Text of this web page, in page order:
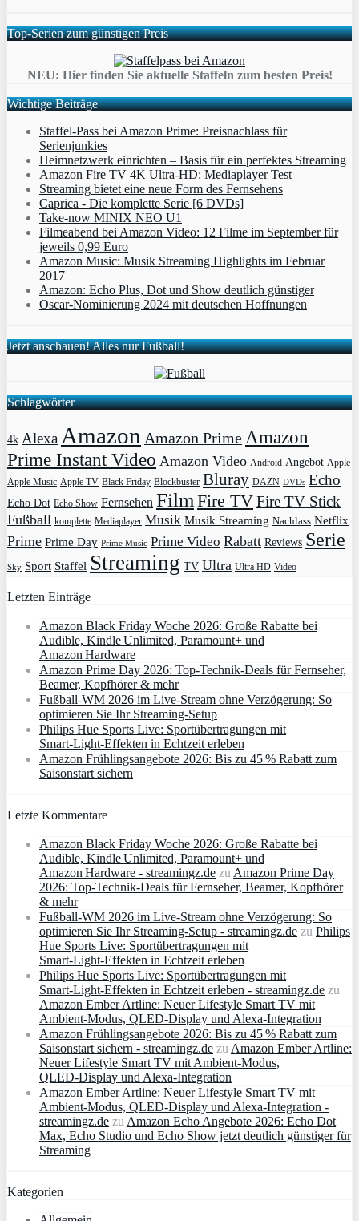
Top-Serien zum günstigen Preis
NEU: Hier finden Sie aktuelle Staffeln zum besten Preis!
Wichtige Beiträge
Staffel-Pass bei Amazon Prime: Preisnachlass für
Serienjunkies
Heimnetzwerk einrichten – Basis für ein perfektes Streaming
Amazon Fire TV 4K Ultra-HD: Mediaplayer Test
Streaming bietet eine neue Form des Fernsehens
Caprica - Die komplette Serie [6 DVDs]
Take-now MINIX NEO U1
Filmeabend bei Amazon Video: 12 Filme im September für
jeweils 0,99 Euro
Amazon Music: Musik Streaming Highlights im Februar
2017
Amazon: Echo Plus, Dot und Show deutlich günstiger
Oscar-Nominierung 2024 mit deutschen Hoffnungen
Jetzt anschauen! Alles nur Fußball!
Schlagwörter
4k AlexaAmazon Amazon PrimeAmazon
Prime Instant Video Amazon Video Android Angebot Apple
Apple Music Apple TV Black Friday Blockbuster Bluray DAZN DVDs Echo
Echo Dot Echo Show Fernsehen FilmFire TVFire TV Stick
Fußball komplette Mediaplayer Musik Musik Streaming Nachlass Netflix
Prime Prime Day Prime Music Prime Video Rabatt Reviews Serie
Sky Sport Staffel Streaming TV Ultra Ultra HD Video
Letzten Einträge
Amazon Black Friday Woche 2026: Große Rabatte bei
Audible, Kindle Unlimited, Paramount+ und
Amazon Hardware
Amazon Prime Day 2026: Top-Technik-Deals für Fernseher,
Beamer, Kopfhörer & mehr
Fußball-WM 2026 im Live-Stream ohne Verzögerung: So
optimieren Sie Ihr Streaming-Setup
Philips Hue Sports Live: Sportübertragungen mit
Smart‑Light‑Effekten in Echtzeit erleben
Amazon Frühlingsangebote 2026: Bis zu 45 % Rabatt zum
Saisonstart sichern
Letzte Kommentare
Amazon Black Friday Woche 2026: Große Rabatte bei
Audible, Kindle Unlimited, Paramount+ und
Amazon Hardware - streamingz.de zuAmazon Prime Day
2026: Top-Technik-Deals für Fernseher, Beamer, Kopfhörer
& mehr
Fußball-WM 2026 im Live-Stream ohne Verzögerung: So
optimieren Sie Ihr Streaming-Setup - streamingz.de zu Philips
Hue Sports Live: Sportübertragungen mit
Smart‑Light‑Effekten in Echtzeit erleben
Philips Hue Sports Live: Sportübertragungen mit
Smart‑Light‑Effekten in Echtzeit erleben - streamingz.de zu
Amazon Ember Artline: Neuer Lifestyle Smart TV mit
Ambient‑Modus, QLED‑Display und Alexa‑Integration
Amazon Frühlingsangebote 2026: Bis zu 45 % Rabatt zum
Saisonstart sichern - streamingz.de zuAmazon Ember Artline:
Neuer Lifestyle Smart TV mit Ambient‑Modus,
QLED‑Display und Alexa‑Integration
Amazon Ember Artline: Neuer Lifestyle Smart TV mit
Ambient‑Modus, QLED‑Display und Alexa‑Integration -
streamingz.de zuAmazon Echo Angebote 2026: Echo Dot
Max, Echo Studio und Echo Show jetzt deutlich günstiger für
Streaming
Kategorien